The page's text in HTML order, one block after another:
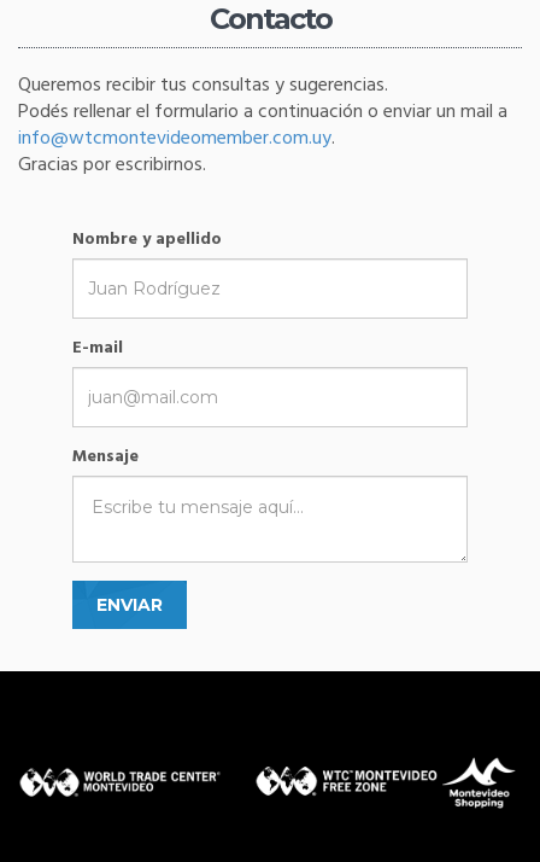
Contacto
Queremos recibir tus consultas y sugerencias.
Podés rellenar el formulario a continuación o enviar un mail a
info@wtcmontevideomember.com.uy.
Gracias por escribirnos.
Nombre y apellido
E-mail
Mensaje
ENVIAR